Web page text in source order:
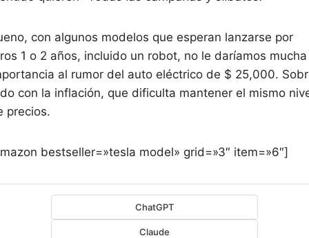
con algunos modelos que esperan lanzarse por
1 o 2 años, incluido un robot, no le daríamos mucha
al rumor del auto eléctrico de $ 25,000.
con la inflación, que dificulta mantener el mismo
precios.
bestseller=»tesla model» grid=»3″ item=»6″]
ChatGPT
Claude